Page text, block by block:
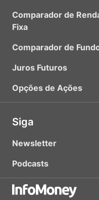
Comparador de
Fixa
Comparador de
Juros Futuros
Opções de Ações
Siga
Newsletter
Podcasts